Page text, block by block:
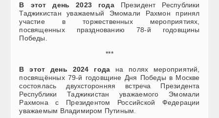
В этот день 2023 годаПрезидент Республики
Таджикистан уважаемый Эмомали Рахмон принял
участие в торжественных мероприятиях,
посвященных празднованию 78-й годовщины
Победы.
***
В этот день 2024 года на полях мероприятий,
посвящённых 79-й годовщине Дня Победы в Москве
состоялась двухсторонняя встреча Президента
Республики Таджикистан уважаемого Эмомали
Рахмона с Президентом Российской Федерации
уважаемым Владимиром Путиным.